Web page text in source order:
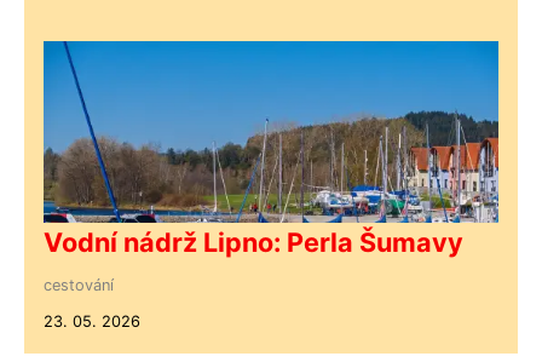
Vodní nádrž Lipno: Perla Šumavy
cestování
23. 05. 2026